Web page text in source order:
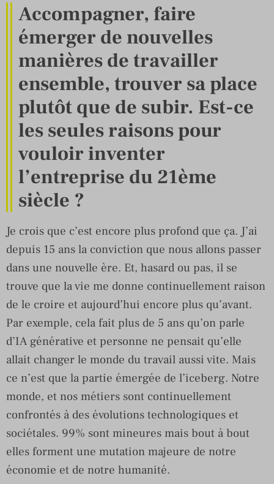
Accompagner, faire
émerger de nouvelles
manières de travailler
ensemble, trouver sa place
plutôt que de subir. Est-ce
les seules raisons pour
vouloir inventer
l’entreprise du 21ème
siècle ?
Je crois que c’est encore plus profond que ça. J’ai
depuis 15 ans la conviction que nous allons passer
dans une nouvelle ère. Et, hasard ou pas, il se
trouve que la vie me donne continuellement raison
de le croire et aujourd’hui encore plus qu’avant.
Par exemple, cela fait plus de 5 ans qu’on parle
d’IA générative et personne ne pensait qu’elle
allait changer le monde du travail aussi vite. Mais
ce n’est que la partie émergée de l’iceberg. Notre
monde, et nos métiers sont continuellement
confrontés à des évolutions technologiques et
sociétales. 99% sont mineures mais bout à bout
elles forment une mutation majeure de notre
économie et de notre humanité.